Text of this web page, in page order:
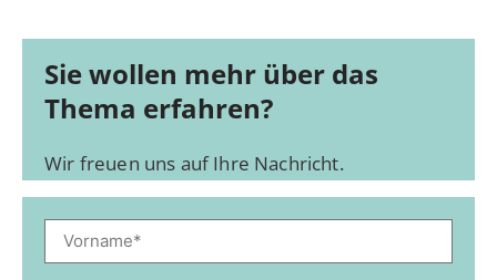
Sie wollen mehr über das
Thema erfahren?
Wir freuen uns auf Ihre Nachricht.